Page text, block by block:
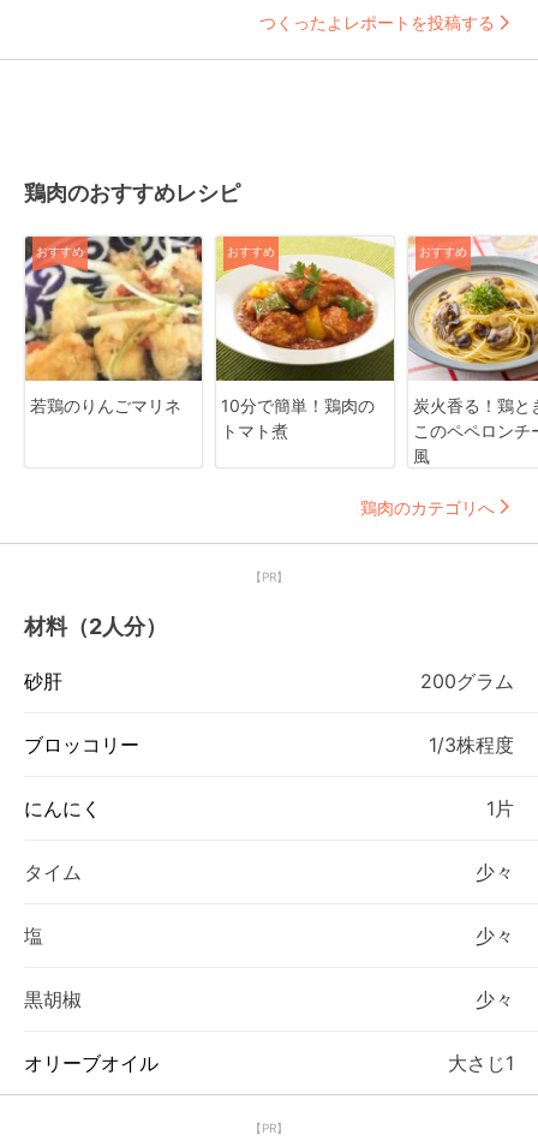
つくったよレポートを投稿する
鶏肉のおすすめレシピ
おすすめ
若鶏のりんごマリネ
おすすめ
10分で簡単！鶏肉の
トマト煮
おすすめ
炭火香る！鶏と
このペペロンチ
風
鶏肉のカテゴリへ
【PR】
材料（2人分）
砂肝 200グラム
ブロッコリー 1/3株程度
にんにく 1片
タイム 少々
塩 少々
黒胡椒 少々
オリーブオイル 大さじ1
【PR】